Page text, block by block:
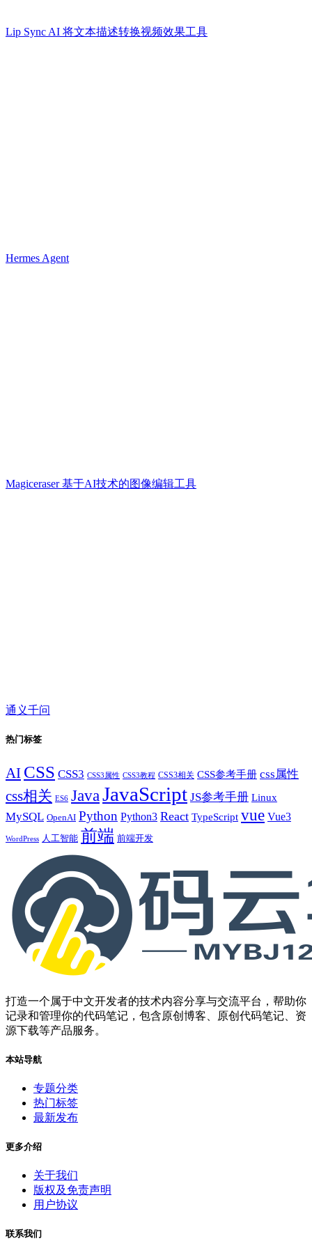
Lip Sync AI 将文本描述转换视频效果工具
Hermes Agent
Magiceraser 基于AI技术的图像编辑工具
通义千问
热门标签
AI CSS CSS3 CSS3属性 CSS3教程 CSS3相关 CSS参考手册 css属性
css相关 ES6 JavaJavaScript JS参考手册 Linux
MySQL OpenAI Python Python3 React TypeScript vue Vue3
WordPress 人工智能 前端 前端开发
打造一个属于中文开发者的技术内容分享与交流平台，帮助你
记录和管理你的代码笔记，包含原创博客、原创代码笔记、资
源下载等产品服务。
本站导航
专题分类
热门标签
最新发布
更多介绍
关于我们
版权及免责声明
用户协议
联系我们